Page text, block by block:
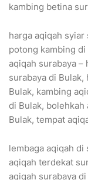
kambing betina
harga aqiqah syiar
potong kambing di
aqiqah surabaya –
surabaya di
Bulak, kambing
di Bulak, bolehkah
Bulak, tempat
lembaga aqiqah di
aqiqah terdekat
aqiqah surabaya